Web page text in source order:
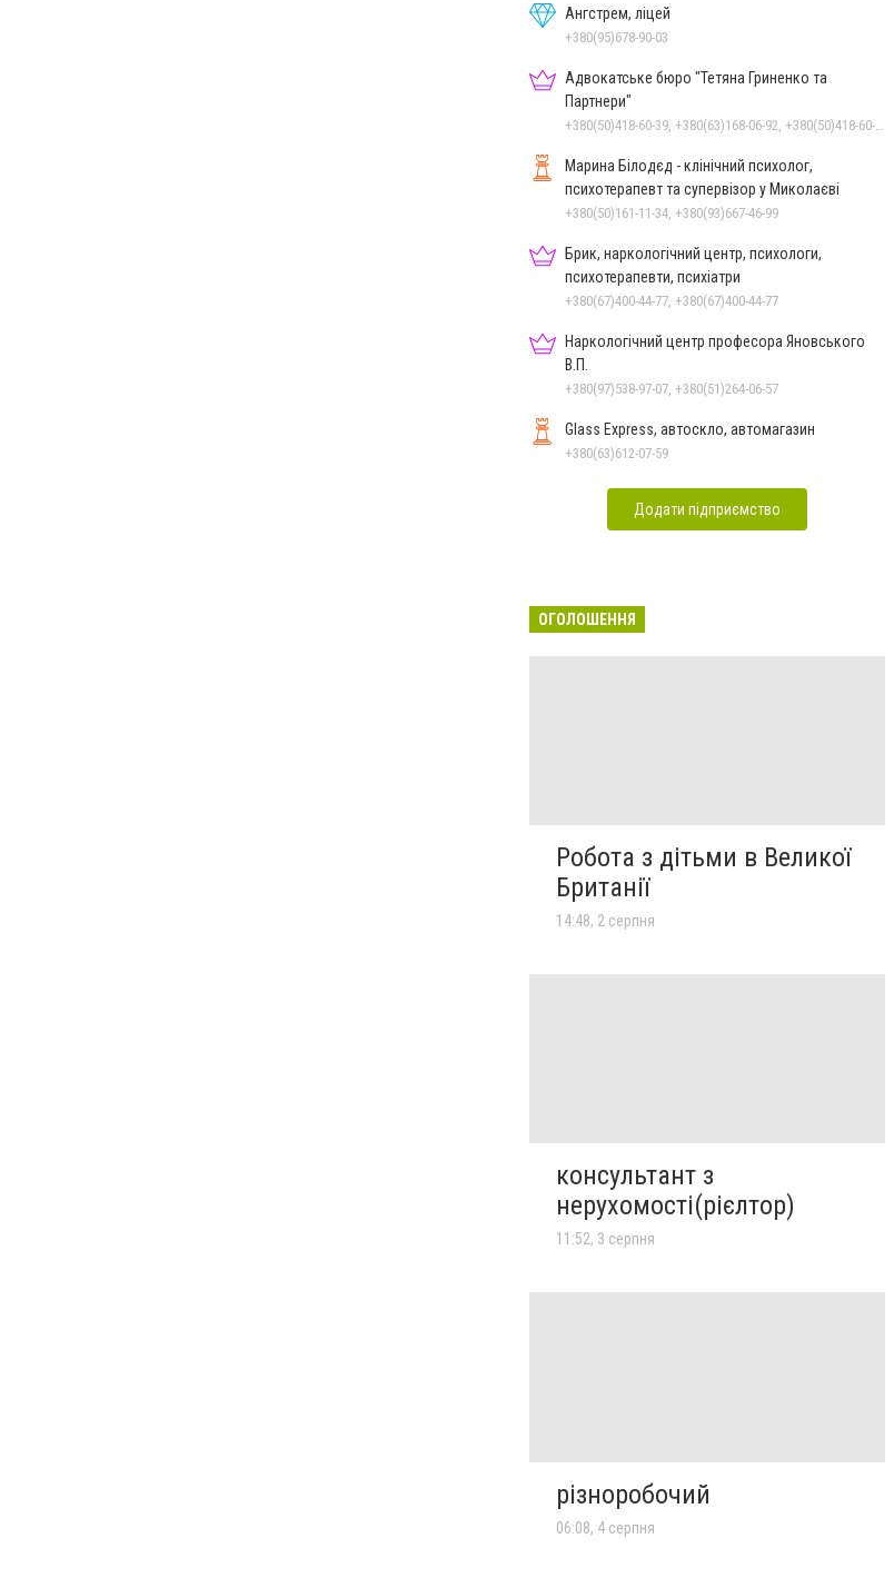
Ангстрем, ліцей
+380(95)678-90-03
Адвокатське бюро "Тетяна Гриненко та
Партнери"
Марина Білодєд - клінічний психолог,
психотерапевт та супервізор у Миколаєві
+380(50)161-11-34, +380(93)667-46-99
Брик, наркологічний центр, психологи,
психотерапевти, психіатри
+380(67)400-44-77, +380(67)400-44-77
Наркологічний центр професора Яновського
В.П.
+380(97)538-97-07, +380(51)264-06-57
Glass Express, автоскло, автомагазин
+380(63)612-07-59
Додати підприємство
ОГОЛОШЕННЯ
Робота з дітьми в Великої
Британії
14:48, 2 серпня
консультант з
нерухомості(рієлтор)
11:52, 3 серпня
різноробочий
06:08, 4 серпня